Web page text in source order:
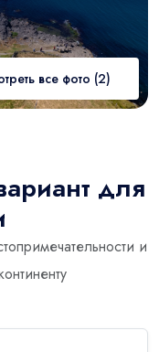
все фото (2)
для
и